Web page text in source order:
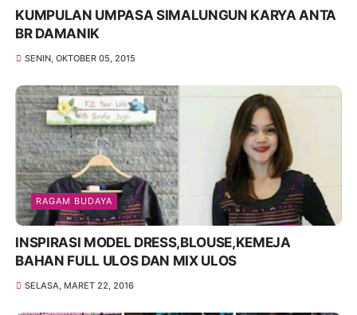
KUMPULAN UMPASA SIMALUNGUN KARYA ANTA
BR DAMANIK
SENIN, OKTOBER 05, 2015
RAGAM BUDAYA
INSPIRASI MODEL DRESS,BLOUSE,KEMEJA
BAHAN FULL ULOS DAN MIX ULOS
SELASA, MARET 22, 2016